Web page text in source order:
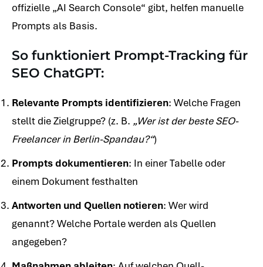
offizielle „AI Search Console“ gibt, helfen manuelle
Prompts als Basis.
So funktioniert Prompt-Tracking für
SEO ChatGPT:
Relevante Prompts identifizieren: Welche Fragen
stellt die Zielgruppe? (z. B. „Wer ist der beste SEO-
Freelancer in Berlin-Spandau?“)
Prompts dokumentieren: In einer Tabelle oder
einem Dokument festhalten
Antworten und Quellen notieren: Wer wird
genannt? Welche Portale werden als Quellen
angegeben?